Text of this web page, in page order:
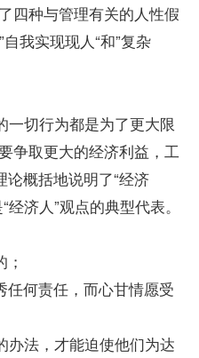
四种与管理有关的人性假
我实现现人“和”复杂
切行为都是为了更大限
争取更大的经济利益，工
概括地说明了“经济
济人”观点的典型代表。
何责任，而心甘情愿受
法，才能迫使他们为达